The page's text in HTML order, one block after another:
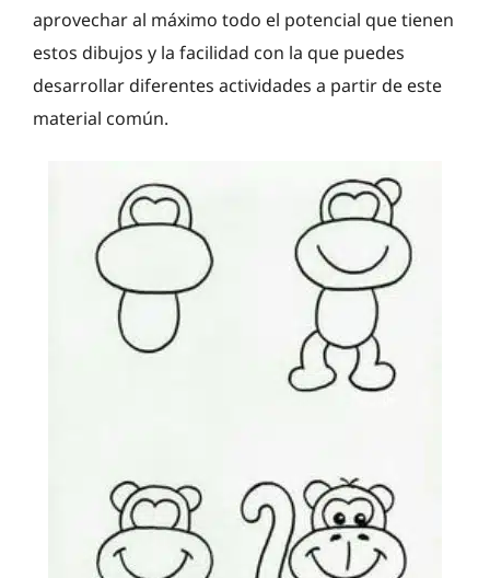
aprovechar al máximo todo el potencial que tienen
estos dibujos y la facilidad con la que puedes
desarrollar diferentes actividades a partir de este
material común.